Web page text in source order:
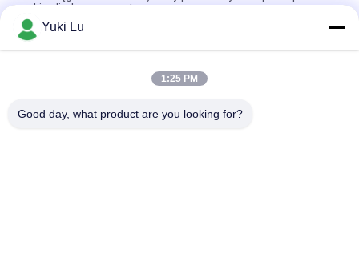
rurki cylindry pneumatyczne
Kwadratowy kształt Wysokiej jakości aluminiowe profile
wytłaczane do drzwi / okien
Czarne aluminium cnc Toczenie i frezowanie Części
Yuki Lu
1:25 PM
Good day, what product are you looking for?